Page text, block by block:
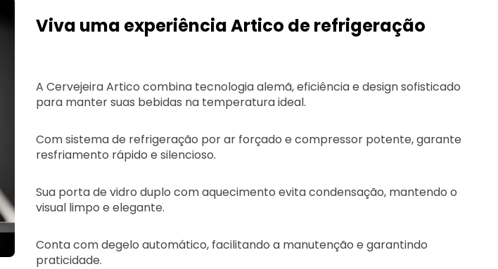
Viva uma experiência Artico de refrigeração
A Cervejeira Artico combina tecnologia alemã, eficiência e design sofisticado
para manter suas bebidas na temperatura ideal.
Com sistema de refrigeração por ar forçado e compressor potente, garante
resfriamento rápido e silencioso.
Sua porta de vidro duplo com aquecimento evita condensação, mantendo o
visual limpo e elegante.
Conta com degelo automático, facilitando a manutenção e garantindo
praticidade.